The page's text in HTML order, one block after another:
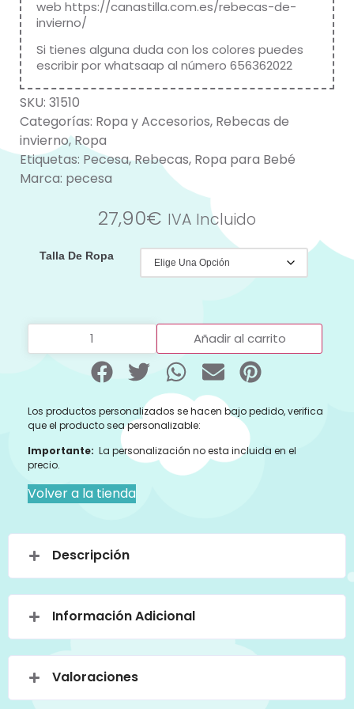
web https://canastilla.com.es/rebecas-de-
invierno/
Si tienes alguna duda con los colores puedes
escribir por whatsaap al número 656362022
SKU: 31510
Categorías: Ropa y Accesorios, Rebecas de
invierno,Ropa
Etiquetas: Pecesa,Rebecas, Ropa para Bebé
Marca: pecesa
27,90€ IVA Incluido
Talla De Ropa
Añadir al carrito
Los productos personalizados se hacen bajo pedido, verifica
que el producto sea personalizable:
Importante: La personalización no esta incluida en el
precio.
Volver a la tienda
Descripción
Información Adicional
Valoraciones